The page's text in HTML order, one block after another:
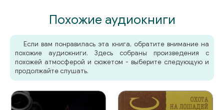
Похожие аудиокниги
Если вам понравилась эта книга, обратите внимание на
похожие аудиокниги. Здесь собраны произведения с
похожей атмосферой и сюжетом - выберите следующую и
продолжайте слушать.